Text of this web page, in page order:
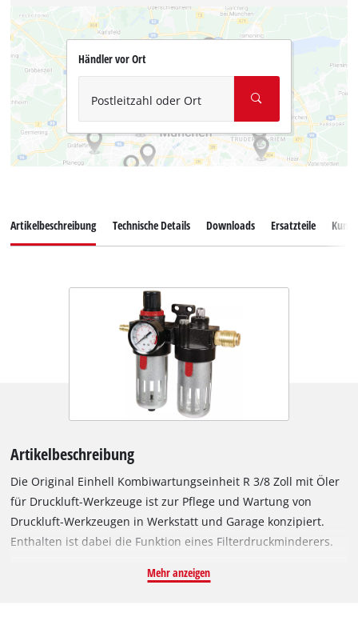
Händler vor Ort
Postleitzahl oder Ort
Artikelbeschreibung Technische Details Downloads Ersatzteile
Artikelbeschreibung
Die Original Einhell Kombiwartungseinheit R 3/8 Zoll mit Öler
für Druckluft-Werkzeuge ist zur Pflege und Wartung von
Druckluft-Werkzeugen in Werkstatt und Garage konzipiert.
Enthalten ist dabei die Funktion eines Filterdruckminderers.
wie der Druckluft-Schlagschrauber benötigen Öl zum Schutz
Mehr anzeigen